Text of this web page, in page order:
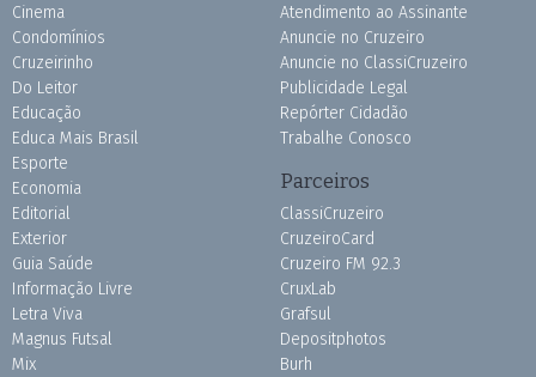
Cinema
Condomínios
Cruzeirinho
Do Leitor
Educação
Educa Mais Brasil
Esporte
Economia
Editorial
Exterior
Guia Saúde
Informação Livre
Letra Viva
Magnus Futsal
Mix
Atendimento ao Assinante
Anuncie no Cruzeiro
Anuncie no ClassiCruzeiro
Publicidade Legal
Repórter Cidadão
Trabalhe Conosco
Parceiros
ClassiCruzeiro
CruzeiroCard
Cruzeiro FM 92.3
CruxLab
Grafsul
Depositphotos
Burh